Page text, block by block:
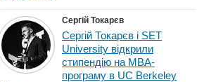
Сергій Токарєв
Сергій Токарєв і SET
University відкрили
стипендію на MBA-
програму в UC Berkeley